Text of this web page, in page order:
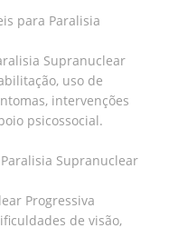
para Paralisia
Supranuclear
uso de
intervenções
psicossocial.
Supranuclear
Progressiva
de visão,